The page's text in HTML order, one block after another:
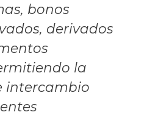
bonos
derivados
la
intercambio